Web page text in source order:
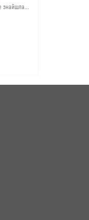
знайшла...